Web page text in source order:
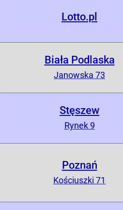
Lotto.pl
Biała Podlaska
Janowska 73
Stęszew
Rynek 9
Poznań
Kościuszki 71